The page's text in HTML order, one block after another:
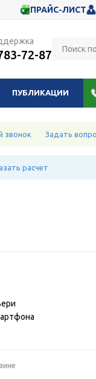
ПРАЙС-ЛИСТ
72-87
ПУБЛИКАЦИИ
звонок Задать
расчет